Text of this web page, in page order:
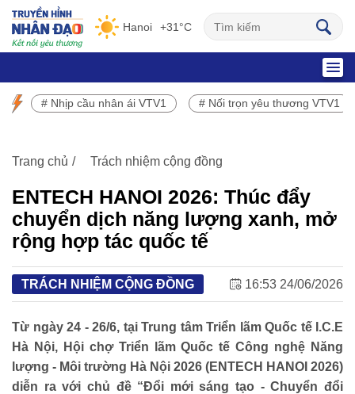
Hanoi +31°C
SỰ KIỆN NỔI BẬT
# Nhịp cầu nhân ái VTV1 # Nối trọn yêu thương VTV1
Trang chủ Trách nhiệm cộng đồng
ENTECH HANOI 2026: Thúc đẩy
chuyển dịch năng lượng xanh, mở
rộng hợp tác quốc tế
TRÁCH NHIỆM CỘNG ĐỒNG 16:53 24/06/2026
Từ ngày 24 - 26/6, tại Trung tâm Triển lãm Quốc tế I.C.E
Hà Nội, Hội chợ Triển lãm Quốc tế Công nghệ Năng
lượng - Môi trường Hà Nội 2026 (ENTECH HANOI 2026)
diễn ra với chủ đề “Đổi mới sáng tạo - Chuyển đổi